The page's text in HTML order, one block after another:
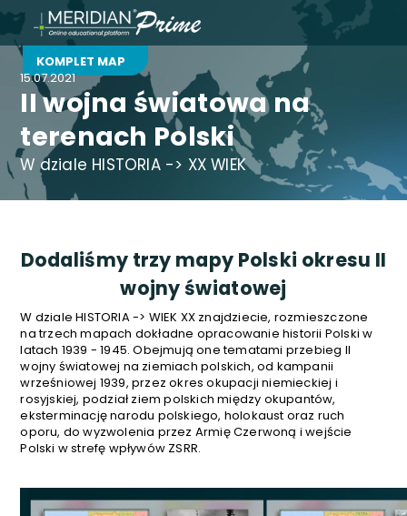
KOMPLET MAP
15.07.2021
II wojna światowa na
terenach Polski
W dziale HISTORIA -> XX WIEK
Dodaliśmy trzy mapy Polski okresu II
wojny światowej
W dziale HISTORIA -> WIEK XX znajdziecie, rozmieszczone
na trzech mapach dokładne opracowanie historii Polski w
latach 1939 - 1945. Obejmują one tematami przebieg II
wojny światowej na ziemiach polskich, od kampanii
wrześniowej 1939, przez okres okupacji niemieckiej i
rosyjskiej, podział ziem polskich między okupantów,
eksterminację narodu polskiego, holokaust oraz ruch
oporu, do wyzwolenia przez Armię Czerwoną i wejście
Polski w strefę wpływów ZSRR.